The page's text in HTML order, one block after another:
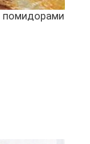
помидорами